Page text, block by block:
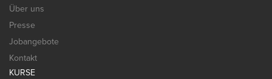
Über uns
Presse
Jobangebote
Kontakt
KURSE